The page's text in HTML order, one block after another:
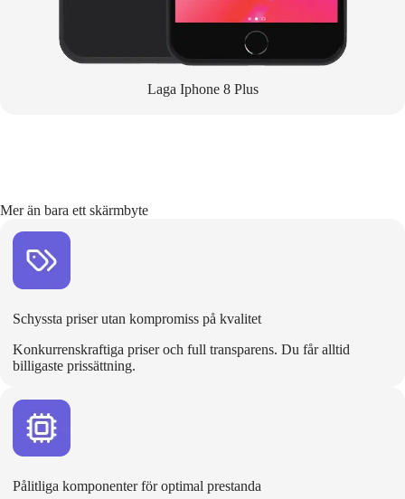
Laga Iphone 8 Plus
Mer än bara ett skärmbyte
Schyssta priser utan kompromiss på kvalitet
Konkurrenskraftiga priser och full transparens. Du får alltid
billigaste prissättning.
Pålitliga komponenter för optimal prestanda